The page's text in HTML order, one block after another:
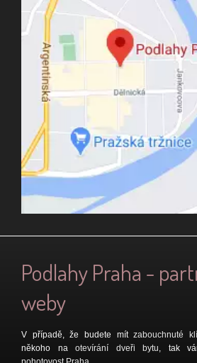
Podlahy Praha -
weby
V případě, že budete mítzabouchnuté
někoho na otevírání dveři bytu, tak